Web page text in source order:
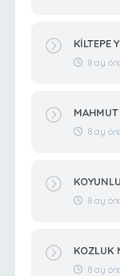
KİLTEPE
8 ay
8 ay
8 ay
KOZLUK
8 ay